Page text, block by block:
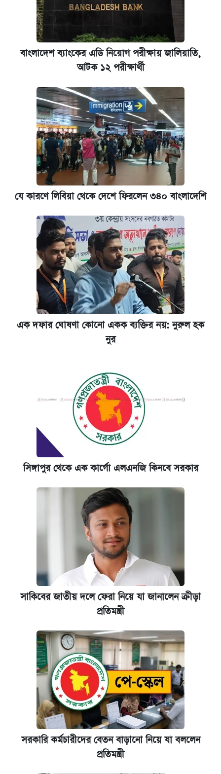
বিরুদ্ধে ব্যবস্থা
কেমব্রিজ বিশ্ববিদ্যালয়ের এমবিএ স্কলারশিপে
আবেদন শুরু
বাংলাদেশ ব্যাংকের এডি নিয়োগ পরীক্ষায় জালিয়াতি,
আটক ১২ পরীক্ষার্থী
যে কারণে লিবিয়া থেকে দেশে ফিরলেন ৩৪০ বাংলাদেশি
এক দফার ঘোষণা কোনো একক ব্যক্তির নয়: নুরুল হক
নুর
সিঙ্গাপুর থেকে এক কার্গো এলএনজি কিনবে সরকার
সাকিবের জাতীয় দলে ফেরা নিয়ে যা জানালেন ক্রীড়া
প্রতিমন্ত্রী
সরকারি কর্মচারীদের বেতন বাড়ানো নিয়ে যা বললেন
প্রতিমন্ত্রী